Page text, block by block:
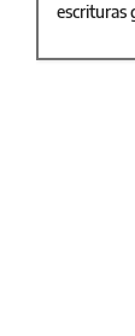
escrituras